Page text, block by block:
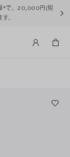
*で、20,000円(税
。